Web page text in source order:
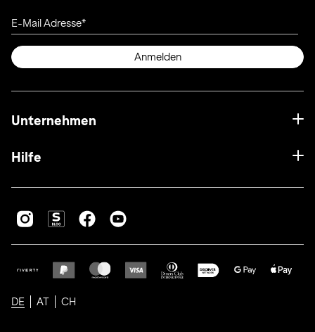
E-Mail Adresse
Anmelden
Unternehmen
Hilfe
DE AT CH